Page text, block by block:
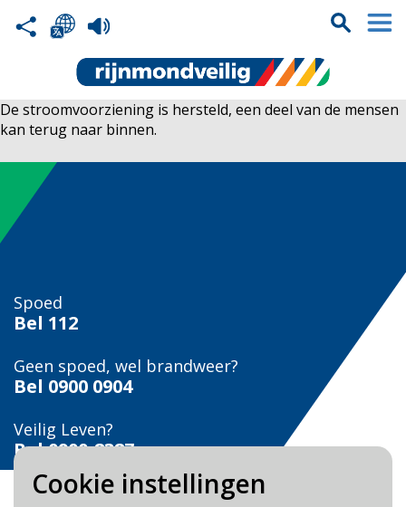
Cookie instellingen
De stroomvoorziening is hersteld, een deel van de mensen
kan terug naar binnen.
Spoed
Bel 112
Geen spoed, wel brandweer?
Bel 0900 0904
Veilig Leven?
Bel 0900-8387